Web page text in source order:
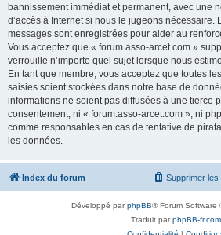
bannissement immédiat et permanent, avec une
d’accès à Internet si nous le jugeons nécessaire.
messages sont enregistrées pour aider au
Vous acceptez que « forum.asso-arcet.com »
verrouille n’importe quel sujet lorsque nous
En tant que membre, vous acceptez que toutes
saisies soient stockées dans notre base de
informations ne soient pas diffusées à une tierce
consentement, ni « forum.asso-arcet.com », ni
comme responsables en cas de tentative de
les données.
Index du forum Supprimer les
Développé parphpBB® Forum Software
Traduit parphpBB-fr.com